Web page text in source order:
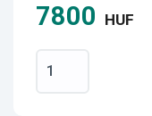
7800 HUF